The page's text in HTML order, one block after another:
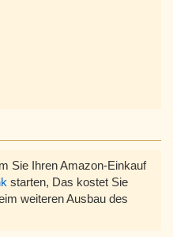
Sie Ihren Amazon-Einkauf
starten, Das kostet Sie
weiteren Ausbau des